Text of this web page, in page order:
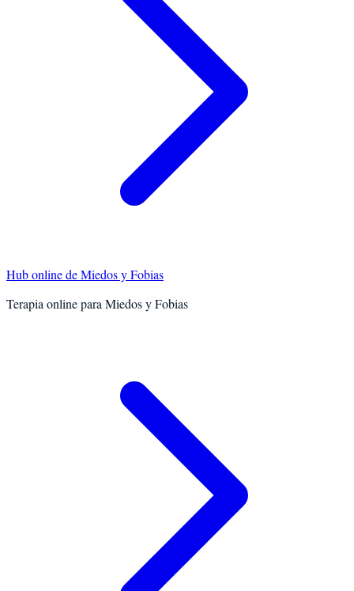
Hub online deMiedos y Fobias
Terapia online para Miedos y Fobias